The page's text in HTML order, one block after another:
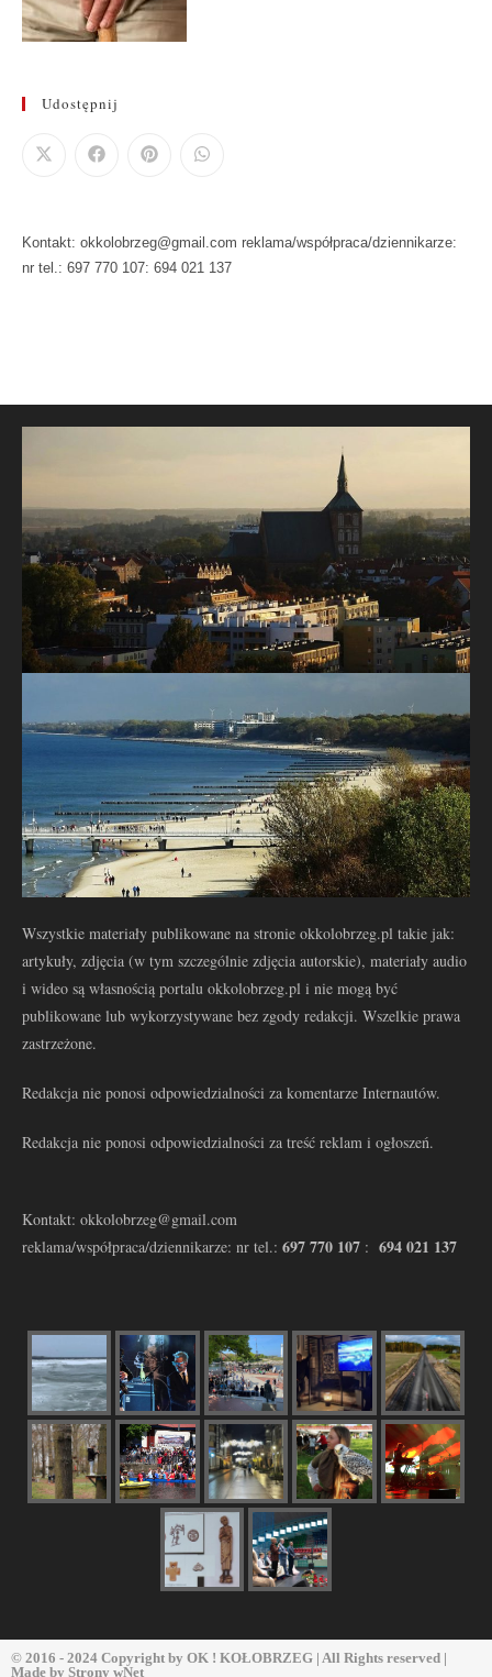
Udostępnij
Kontakt: okkolobrzeg@gmail.com reklama/współpraca/dziennikarze:
nr tel.: 697 770 107: 694 021 137
Wszystkie materiały publikowane na stronie okkolobrzeg.pl takie jak:
artykuły, zdjęcia (w tym szczególnie zdjęcia autorskie), materiały audio
i wideo są własnością portalu okkolobrzeg.pl i nie mogą być
publikowane lub wykorzystywane bez zgody redakcji. Wszelkie prawa
zastrzeżone.
Redakcja nie ponosi odpowiedzialności za komentarze Internautów.
Redakcja nie ponosi odpowiedzialności za treść reklam i ogłoszeń.
Kontakt: okkolobrzeg@gmail.com
reklama/współpraca/dziennikarze: nr tel.: 697 770 107 : 694 021 137
© 2016 - 2024 Copyright by OK ! KOŁOBRZEG | All Rights reserved |
Made by Strony wNet